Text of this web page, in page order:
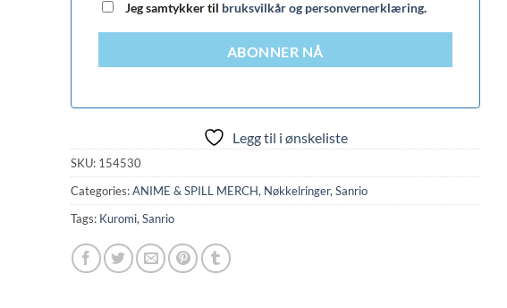
Jeg samtykker til bruksvilkår og personvernerklæring.
ABONNER NÅ
Legg til i ønskeliste
SKU: 154530
Categories:ANIME & SPILL MERCH, Nøkkelringer,Sanrio
Tags: Kuromi,Sanrio